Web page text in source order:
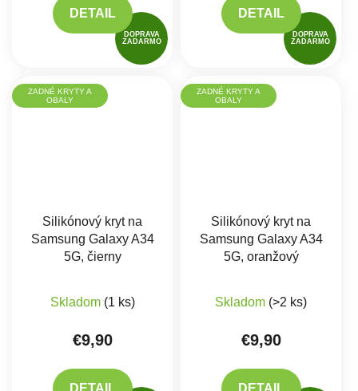
DOPRAVA
ZADARMO
DETAIL
DOPRAVA
ZADARMO
DETAIL
ZADNÉ KRYTY A
OBALY
Silikónový kryt na
Samsung Galaxy A34
5G, čierny
Skladom (1 ks)
€9,90
DETAIL
ZADNÉ KRYTY A
OBALY
Silikónový kryt na
Samsung Galaxy A34
5G, oranžový
Skladom (>2 ks)
€9,90
DETAIL